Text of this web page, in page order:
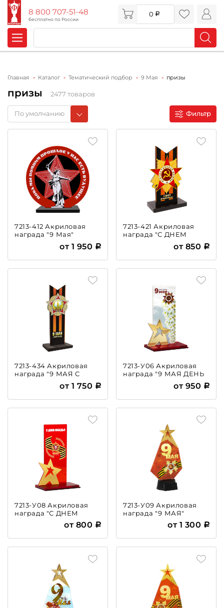
8 800 707-51-48
бесплатно по России
0
Главная Каталог Тематический подбор 9 Мая призы
призы 2477 товаров
По умолчанию Фильтр
7213-412 Акриловая
награда "9 Мая"
от 1 950
7213-421 Акриловая
награда "С ДНЕМ
ВЕЛИКОЙ ПОБЕДЫ"
от 850
7213-434 Акриловая
награда "9 МАЯ С
ДНЕМ ПОБЕДЫ!"от 1 750
7213-У06 Акриловая
награда "9 МАЯ ДЕНЬ
от 950
7213-У08 Акриловая
награда "С ДНЕМ
от 800
7213-У09 Акриловая
награда "9 МАЯ"
от 1 300